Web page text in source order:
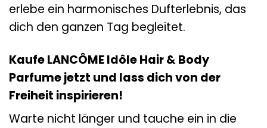
erlebe ein harmonisches Dufterlebnis, das
dich den ganzen Tag begleitet.
Kaufe LANCÔME Idôle Hair & Body
Parfume jetzt und lass dich von der
Freiheit inspirieren!
Warte nicht länger und tauche ein in die